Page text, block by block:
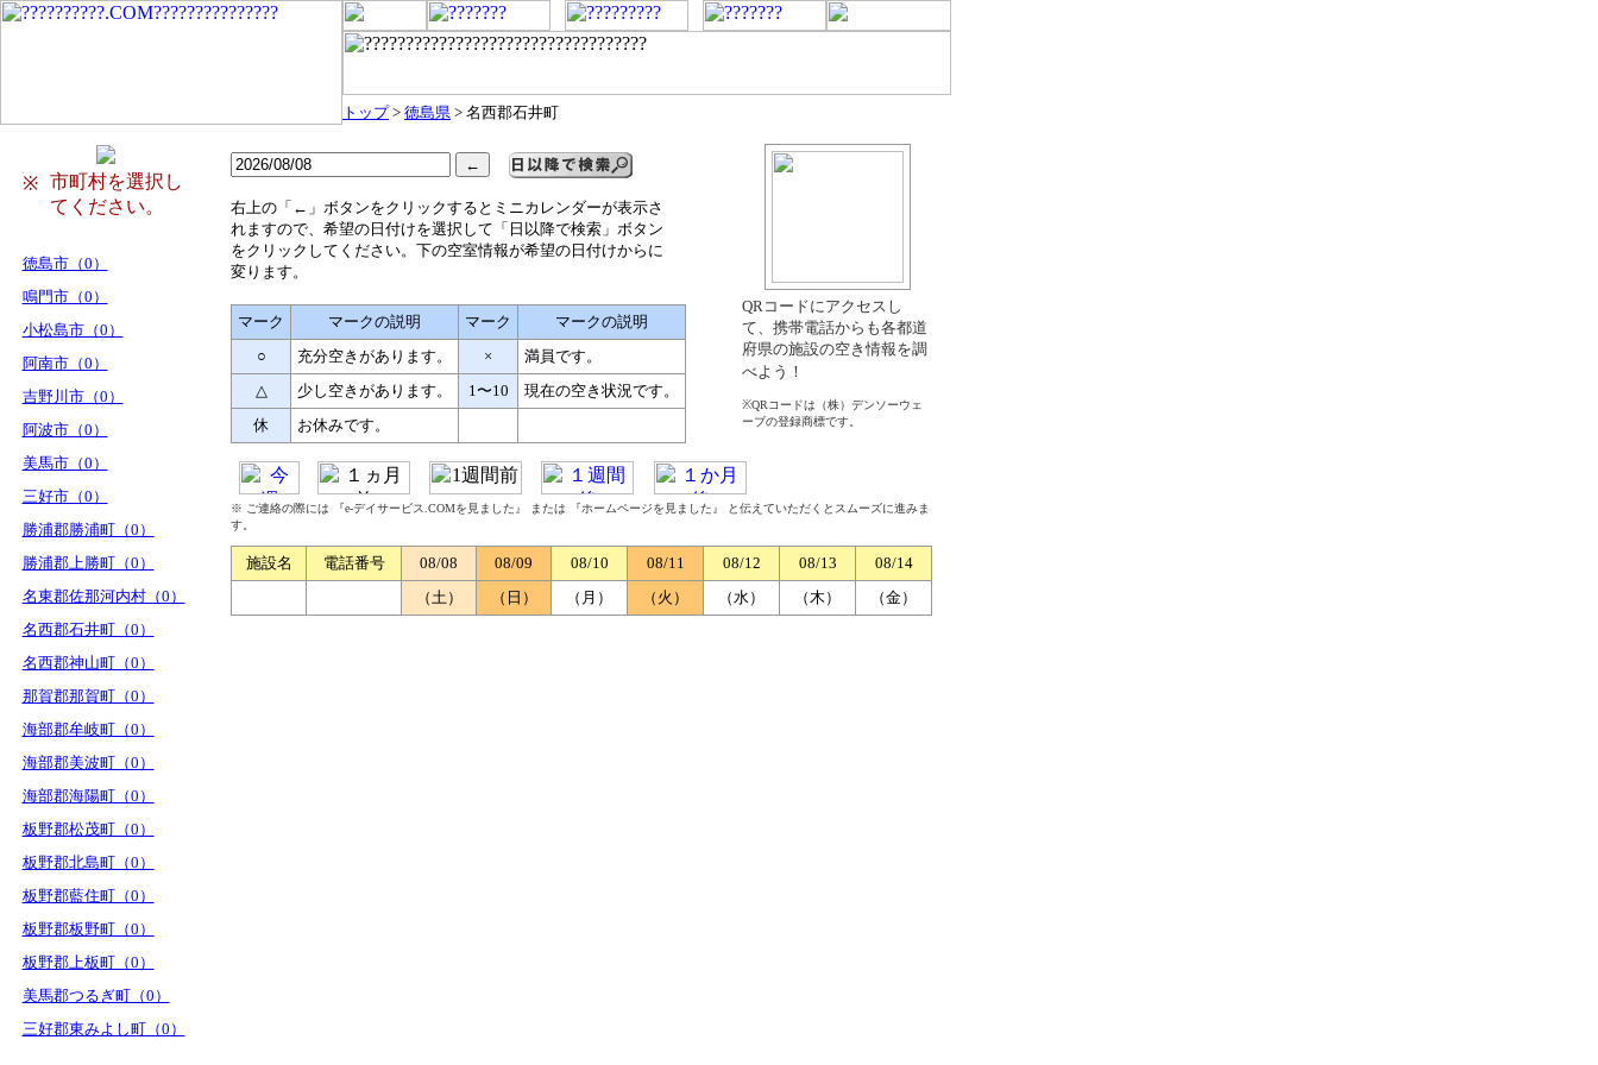
トップ> 徳島県 > 名西郡石井町
※
市町村を選択し
てください。
徳島市（0）
鳴門市（0）
小松島市（0）
阿南市（0）
吉野川市（0）
阿波市（0）
美馬市（0）
三好市（0）
勝浦郡勝浦町（0）
勝浦郡上勝町（0）
名東郡佐那河内村（0）
名西郡石井町（0）
名西郡神山町（0）
那賀郡那賀町（0）
海部郡牟岐町（0）
海部郡美波町（0）
海部郡海陽町（0）
板野郡松茂町（0）
板野郡北島町（0）
板野郡藍住町（0）
板野郡板野町（0）
板野郡上板町（0）
美馬郡つるぎ町（0）
三好郡東みよし町（0）
右上の「←」ボタンをクリックするとミニカレンダーが表示さ
れますので、希望の日付けを選択して「日以降で検索」ボタン
をクリックしてください。下の空室情報が希望の日付けからに
変ります。
マーク マークの説明 マーク
マークの説明
○
充分空きがあります。 ×
満員です。
△
少し空きがあります。 1〜10
現在の空き状況です。
休
お休みです。
QRコードにアクセスし
て、携帯電話からも各都道
府県の施設の空き情報を調
べよう！
※QRコードは（株）デンソーウェ
ーブの登録商標です。
※ ご連絡の際には 『e-デイサービス.COMを見ました』 または 『ホームページを見ました』 と伝えていただくとスムーズに進みま
す。
施設名 電話番号 08/08 08/09 08/10 08/11 08/12 08/13
08/14
（土）
（日） （月） （火） （水） （木） （金）